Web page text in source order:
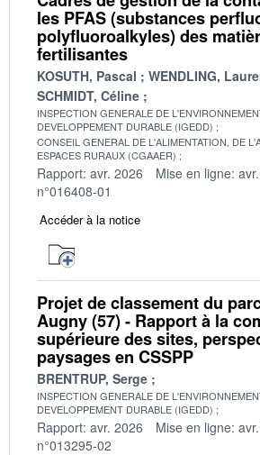
les PFAS (substances
polyfluoroalkyles) des
fertilisantes
KOSUTH, Pascal
WENDLING,
SCHMIDT, Céline
INSPECTION GENERALE DE
DEVELOPPEMENT DURABLE (IGEDD)
CONSEIL GENERAL DE L'ALIMENTATION, DE
ESPACES RURAUX (CGAAER)
Rapport: avr. 2026 Mise en ligne:
n°016408-01
Accéder à la notice
Projet de classement du
Augny (57) - Rapport à la
supérieure des sites,
paysages en CSSPP
BRENTRUP, Serge
INSPECTION GENERALE DE
DEVELOPPEMENT DURABLE (IGEDD)
Rapport: avr. 2026 Mise en ligne:
n°013295-02